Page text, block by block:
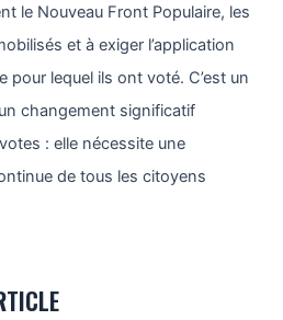
le Nouveau Front Populaire, les
et à exiger l’application
pour lequel ils ont voté. C’est un
changement significatif
: elle nécessite une
de tous les citoyens